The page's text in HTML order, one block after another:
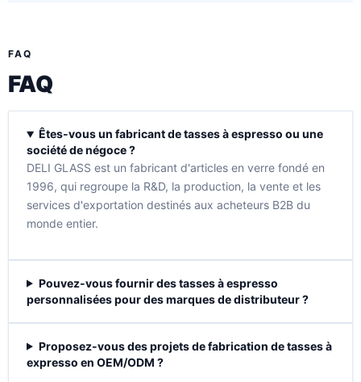
FAQ
FAQ
Êtes-vous un fabricant de tasses à espresso ou une
société de négoce ?
DELI GLASS est un fabricant d'articles en verre fondé en
1996, qui regroupe la R&D, la production, la vente et les
services d'exportation destinés aux acheteurs B2B du
monde entier.
Pouvez-vous fournir des tasses à espresso
personnalisées pour des marques de distributeur ?
Proposez-vous des projets de fabrication de tasses à
expresso en OEM/ODM ?